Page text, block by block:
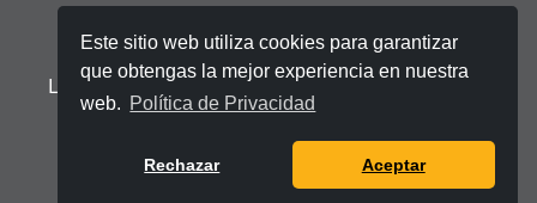
Este sitio web utiliza cookies para garantizar
que obtengas la mejor experiencia en nuestra
web. Política de Privacidad
Rechazar Aceptar
Aviso Legal
Ley Orgánica de Protección de Datos Personales
© 2025 Telerama - Todos los derechos reservados.